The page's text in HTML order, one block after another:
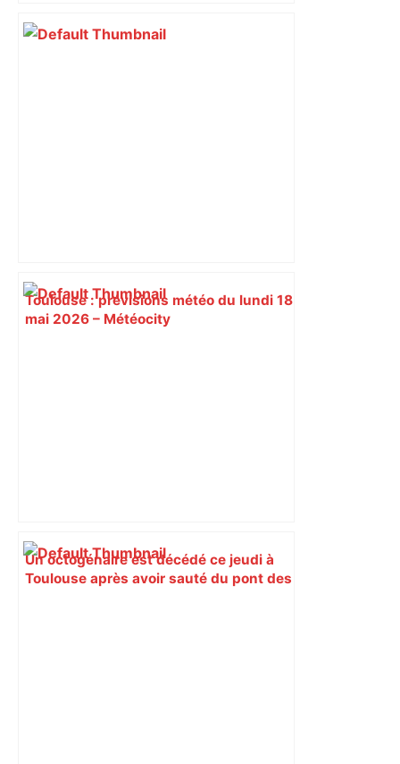
Toulouse : prévisions météo du lundi 18
mai 2026 – Météocity
Un octogénaire est décédé ce jeudi à
Toulouse après avoir sauté du pont des